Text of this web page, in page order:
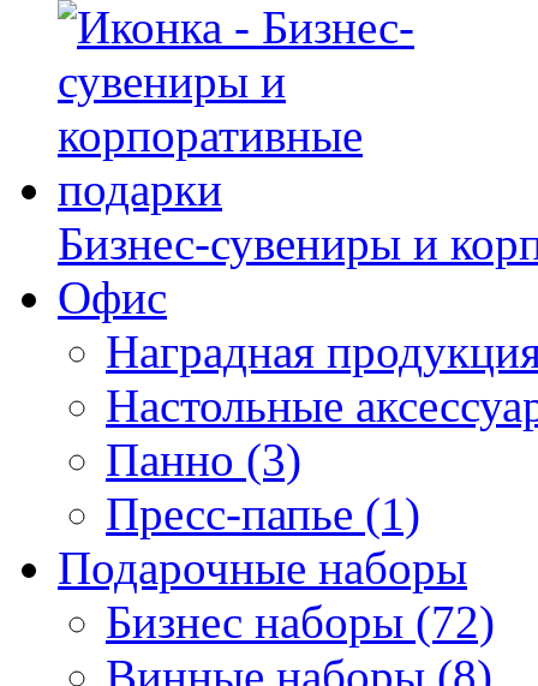
Бизнес-сувениры и
Офис
Наградная
Настольные
Панно (3)
Пресс-папье (1)
Подарочные наборы
Бизнес наборы (72)
Винные наборы (8)